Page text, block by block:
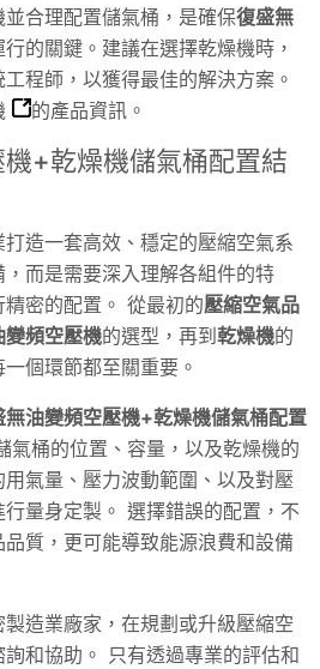
合理配置儲氣桶，是確保復盛無
的關鍵。建議在選擇乾燥機時，
程師，以獲得最佳的解決方案。
的產品資訊。
+乾燥機儲氣桶配置結
造一套高效、穩定的壓縮空氣系
而是需要深入理解各組件的特
密的配置。 從最初的壓縮空氣品
變頻空壓機的選型，再到 乾燥機的
個環節都至關重要。
無油變頻空壓機+乾燥機儲氣桶配置
氣桶的位置、容量，以及乾燥機的
氣量、壓力波動範圍、以及對壓
量身定製。 選擇錯誤的配置，不
質，更可能導致能源浪費和設備
造業廠家，在規劃或升級壓縮空
和協助。 只有透過專業的評估和